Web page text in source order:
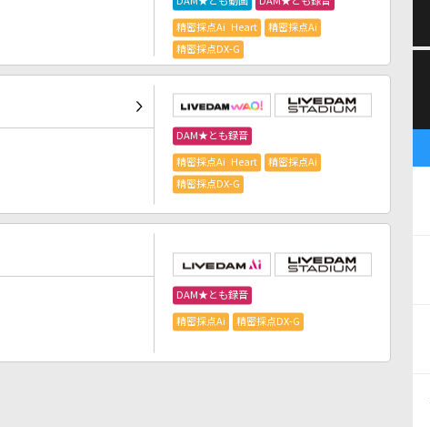
精密採点Ai Heart 精密採点Ai
精密採点DX-G
DAM★とも録音
精密採点Ai Heart 精密採点Ai
精密採点DX-G
DAM★とも録音
精密採点Ai 精密採点DX-G